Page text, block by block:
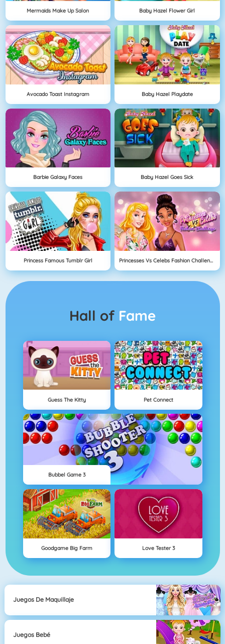
Mermaids Make Up Salon Baby Hazel Flower Girl
Avocado Toast Instagram Baby Hazel Playdate
Barbie Galaxy Faces Baby Hazel Goes Sick
Princess Famous Tumblr Girl Princesses Vs Celebs Fashion Challenge
Hall of Fame
Guess The Kitty Pet Connect
Bubbel Game 3
Goodgame Big Farm Love Tester 3
Juegos De Maquillaje
Juegos Bebé